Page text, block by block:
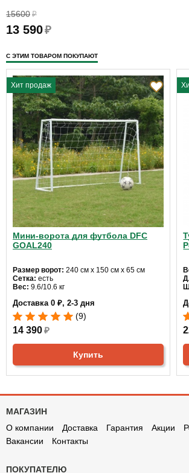
15600 ₽
13 590₽
С ЭТИМ ТОВАРОМ ПОКУПАЮТ
Хит продаж
Мини-ворота для футбола DFC
GOAL240
Размер ворот: 240 см х 150 см х 65 см
Сетка: есть
Вес: 9.6/10.6 кг
Доставка 0 ₽, 2-3 дня
(9)
14 390₽
Купить
МАГАЗИН
О компании
Доставка Гарантия Акции
Вакансии
Контакты
ПОКУПАТЕЛЮ